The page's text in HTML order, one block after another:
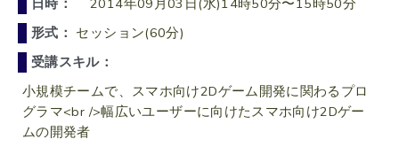
日時：
2014年09月03日(水)14時50分〜15時50分
形式： セッション(60分)
受講スキル：
小規模チームで、スマホ向け2Dゲーム開発に関わるプロ
グラマ<br />幅広いユーザーに向けたスマホ向け2Dゲー
ムの開発者